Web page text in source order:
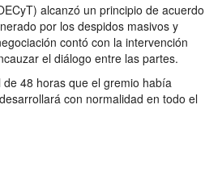
alcanzó un principio de acuerdo
por los despidos masivos y
contó con la intervención
el diálogo entre las partes.
48 horas que el gremio había
con normalidad en todo el